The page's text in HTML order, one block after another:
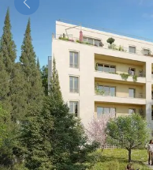
Previous
VOIR
Appartements du T2
à partir de154 000 €
Nos autres
Livraison :1er trimestre
Etat d'avancement :